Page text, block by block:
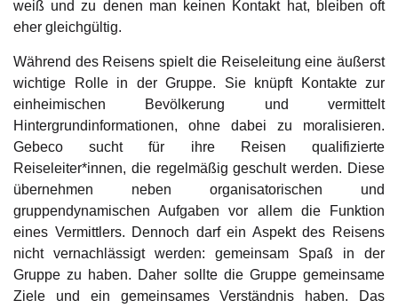
weiß und zu denen man keinen Kontakt hat, bleiben oft
eher gleichgültig.
Während des Reisens spielt die Reiseleitung eine äußerst
wichtige Rolle in der Gruppe. Sie knüpft Kontakte zur
einheimischen Bevölkerung und vermittelt
Hintergrundinformationen, ohne dabei zu moralisieren.
Gebeco sucht für ihre Reisen qualifizierte
Reiseleiter*innen, die regelmäßig geschult werden. Diese
übernehmen neben organisatorischen und
gruppendynamischen Aufgaben vor allem die Funktion
eines Vermittlers. Dennoch darf ein Aspekt des Reisens
nicht vernachlässigt werden: gemeinsam Spaß in der
Gruppe zu haben. Daher sollte die Gruppe gemeinsame
Ziele und ein gemeinsames Verständnis haben. Das